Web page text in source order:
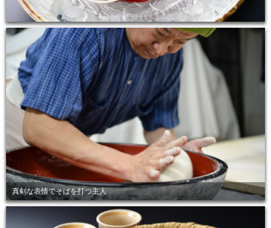
真剣な表情でそばを打つ主人